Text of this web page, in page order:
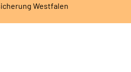
Westfalen